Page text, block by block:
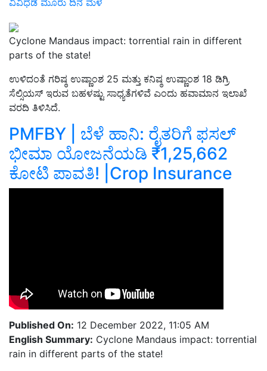
ವಿವಿಧೆಡೆ ಮೂರು ದಿನ ಮಳೆ
Cyclone Mandaus impact: torrential rain in different
parts of the state!
ಉಳಿದಂತೆ ಗರಿಷ್ಠ ಉಷ್ಣಾಂಶ 25 ಮತ್ತು ಕನಿಷ್ಠ ಉಷ್ಣಾಂಶ 18 ಡಿಗ್ರಿ
ಸೆಲ್ಸಿಯಸ್‌ ಇರುವ ಬಹಳಷ್ಟು ಸಾಧ್ಯತೆಗಳಿವೆ ಎಂದು ಹವಾಮಾನ ಇಲಾಖೆ
ವರದಿ ತಿಳಿಸಿದೆ.
PMFBY | ಬೆಳೆ ಹಾನಿ: ರೈತರಿಗೆ ಫಸಲ್‌
ಭೀಮಾ ಯೋಜನೆಯಡಿ ₹1,25,662
ಕೋಟಿ ಪಾವತಿ! |Crop Insurance
Published On: 12 December 2022, 11:05 AM
English Summary: Cyclone Mandaus impact: torrential
rain in different parts of the state!